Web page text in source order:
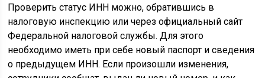
Проверить статус ИНН можно, обратившись в
налоговую инспекцию или через официальный сайт
Федеральной налоговой службы. Для этого
необходимо иметь при себе новый паспорт и сведения
о предыдущем ИНН. Если произошли изменения,